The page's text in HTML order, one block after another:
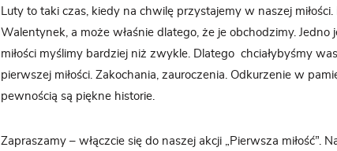
Luty to taki czas, kiedy na chwilę przystajemy w naszej
Walentynek, a może właśnie dlatego, że je obchodzimy.
miłości myślimy bardziej niż zwykle. Dlatego chciałybyśmy
pierwszej miłości. Zakochania, zauroczenia. Odkurzenie w
pewnością są piękne historie.
Zapraszamy – włączcie się do naszej akcji „Pierwsza miłość”.